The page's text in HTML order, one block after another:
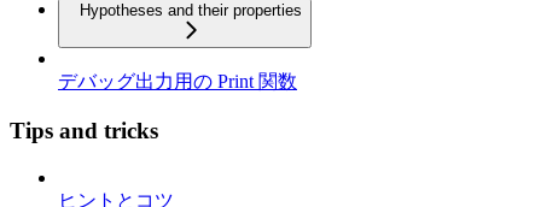
Hypotheses and their properties
デバッグ出力用の Print 関数
Tips and tricks
ヒントとコツ